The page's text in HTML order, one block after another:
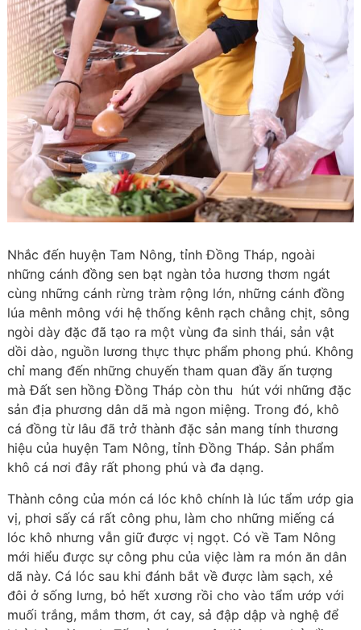
Nhắc đến huyện Tam Nông, tỉnh Đồng Tháp, ngoài
những cánh đồng sen bạt ngàn tỏa hương thơm ngát
cùng những cánh rừng tràm rộng lớn, những cánh đồng
lúa mênh mông với hệ thống kênh rạch chằng chịt, sông
ngòi dày đặc đã tạo ra một vùng đa sinh thái, sản vật
dồi dào, nguồn lương thực thực phẩm phong phú. Không
chỉ mang đến những chuyến tham quan đầy ấn tượng
mà Đất sen hồng Đồng Tháp còn thu hút với những đặc
sản địa phương dân dã mà ngon miệng. Trong đó, khô
cá đồng từ lâu đã trở thành đặc sản mang tính thương
hiệu của huyện Tam Nông, tỉnh Đồng Tháp. Sản phẩm
khô cá nơi đây rất phong phú và đa dạng.
Thành công của món cá lóc khô chính là lúc tẩm ướp gia
vị, phơi sấy cá rất công phu, làm cho những miếng cá
lóc khô nhưng vẫn giữ được vị ngọt. Có về Tam Nông
mới hiểu được sự công phu của việc làm ra món ăn dân
dã này. Cá lóc sau khi đánh bắt về được làm sạch, xẻ
đôi ở sống lưng, bỏ hết xương rồi cho vào tẩm ướp với
muối trắng, mắm thơm, ớt cay, sả đập dập và nghệ để